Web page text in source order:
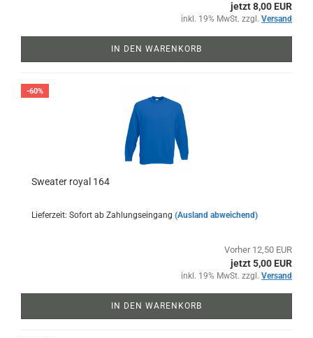
jetzt 8,00 EUR
inkl. 19% MwSt. zzgl. Versand
IN DEN WARENKORB
-60%
Sweater royal 164
Lieferzeit: Sofort ab Zahlungseingang (Ausland abweichend)
Vorher 12,50 EUR
jetzt 5,00 EUR
inkl. 19% MwSt. zzgl. Versand
IN DEN WARENKORB